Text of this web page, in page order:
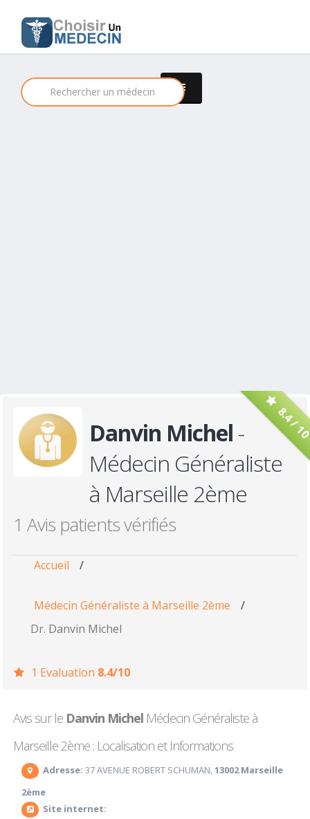
8.4 /
Danvin Michel -
Médecin Généraliste
à Marseille 2ème
1 Avis patients vérifiés
Accueil /
Médecin Généraliste à Marseille 2ème
/
Dr. Danvin Michel
1 Evaluation 8.4/10
Avis sur le Danvin Michel Médecin Généraliste à
Marseille 2ème : Localisation et Informations
Adresse: 37 AVENUE ROBERT SCHUMAN,13002 Marseille
2ème
Site internet: